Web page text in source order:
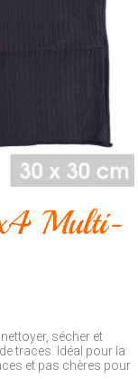
Multi-
sécher et
traces. Idéal pour la
et pas chères pour